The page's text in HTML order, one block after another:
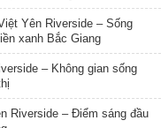
Yên Riverside – Sống
xanh Bắc Giang
– Không gian sống
Riverside – Điểm sáng đầu